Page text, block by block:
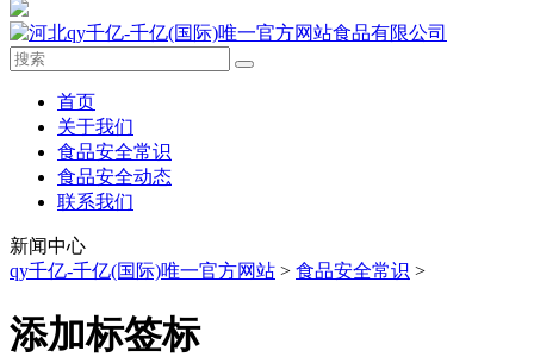
首页
关于我们
食品安全常识
食品安全动态
联系我们
新闻中心
qy千亿-千亿(国际)唯一官方网站 > 食品安全常识 >
添加标签标